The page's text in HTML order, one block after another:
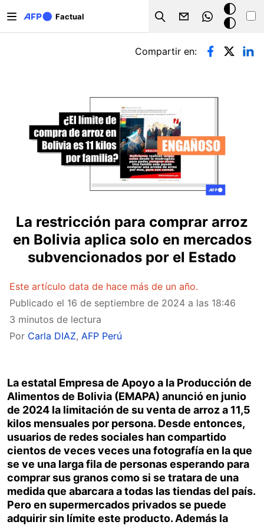
Factual
Search
Modo
oscuro
Solapas principales
Compartir en:
La restricción para comprar arroz
en Bolivia aplica solo en mercados
subvencionados por el Estado
Este artículo data de hace más de un año.
Publicado el 16 de septiembre de 2024 a las 18:46
3 minutos de lectura
Por Carla DIAZ, AFP Perú
La estatal Empresa de Apoyo a la Producción de
Alimentos de Bolivia (EMAPA) anunció en junio
de 2024 la limitación de su venta de arroz a 11,5
kilos mensuales por persona. Desde entonces,
usuarios de redes sociales han compartido
cientos de veces veces una fotografía en la que
se ve una larga fila de personas esperando para
comprar sus granos como si se tratara de una
medida que abarcara a todas las tiendas del país.
Pero en supermercados privados se puede
adquirir sin límite este producto. Además la